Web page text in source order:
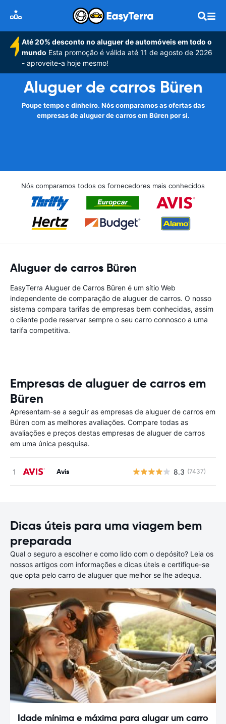
Até 20% desconto no aluguer de automóveis em todo o
mundo Esta promoção é válida até 11 de agosto de 2026
- aproveite-a hoje mesmo!
Aluguer de carros Büren
Poupe tempo e dinheiro. Nós comparamos as ofertas das
empresas de aluguer de carros em Büren por si.
Nós comparamos todos os fornecedores mais conhecidos
Aluguer de carros Büren
EasyTerra Aluguer de Carros Büren é um sítio Web
independente de comparação de aluguer de carros. O nosso
sistema compara tarifas de empresas bem conhecidas, assim
o cliente pode reservar sempre o seu carro connosco a uma
tarifa competitiva.
Empresas de aluguer de carros em
Büren
Apresentam-se a seguir as empresas de aluguer de carros em
Büren com as melhores avaliações. Compare todas as
avaliações e preços destas empresas de aluguer de carros
em uma única pesquisa.
Avis 8.3 (7437)
Dicas úteis para uma viagem bem
preparada
Qual o seguro a escolher e como lido com o depósito? Leia os
nossos artigos com informações e dicas úteis e certifique-se
que opta pelo carro de aluguer que melhor se lhe adequa.
Idade mínima e máxima para alugar um carro